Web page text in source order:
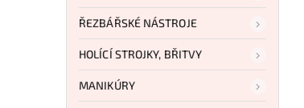
ŘEZBÁŘSKÉ NÁSTROJE
HOLÍCÍ STROJKY, BŘITVY
MANIKÚRY